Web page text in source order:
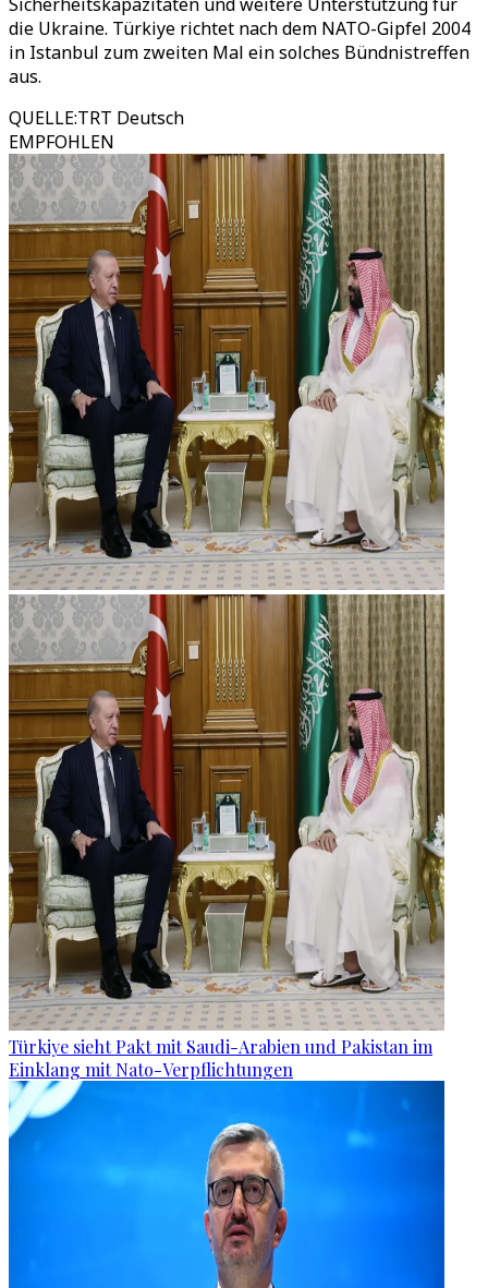
die Ukraine. Türkiye richtet nach dem NATO-Gipfel 2004
in Istanbul zum zweiten Mal ein solches Bündnistreffen
aus.
QUELLE:TRT Deutsch
EMPFOHLEN
Türkiye sieht Pakt mit Saudi-Arabien und Pakistan im
Einklang mit Nato-Verpflichtungen